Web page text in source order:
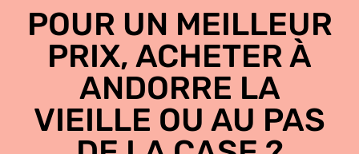
POUR UN MEILLEUR
PRIX, ACHETER À
ANDORRE LA
VIEILLE OU AU PAS